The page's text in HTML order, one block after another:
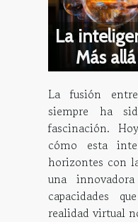
La
Más
La fusión
siempre ha
fascinación.
cómo esta
horizontes con
una
capacidades
realidad virtual